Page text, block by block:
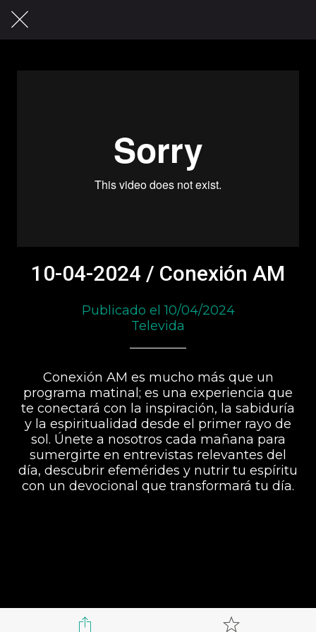
10-04-2024 / Conexión AM
Publicado el 10/04/2024
Televida
Conexión AM es mucho más que un
programa matinal; es una experiencia que
te conectará con la inspiración, la sabiduría
y la espiritualidad desde el primer rayo de
sol. Únete a nosotros cada mañana para
sumergirte en entrevistas relevantes del
día, descubrir efemérides y nutrir tu espíritu
con un devocional que transformará tu día.